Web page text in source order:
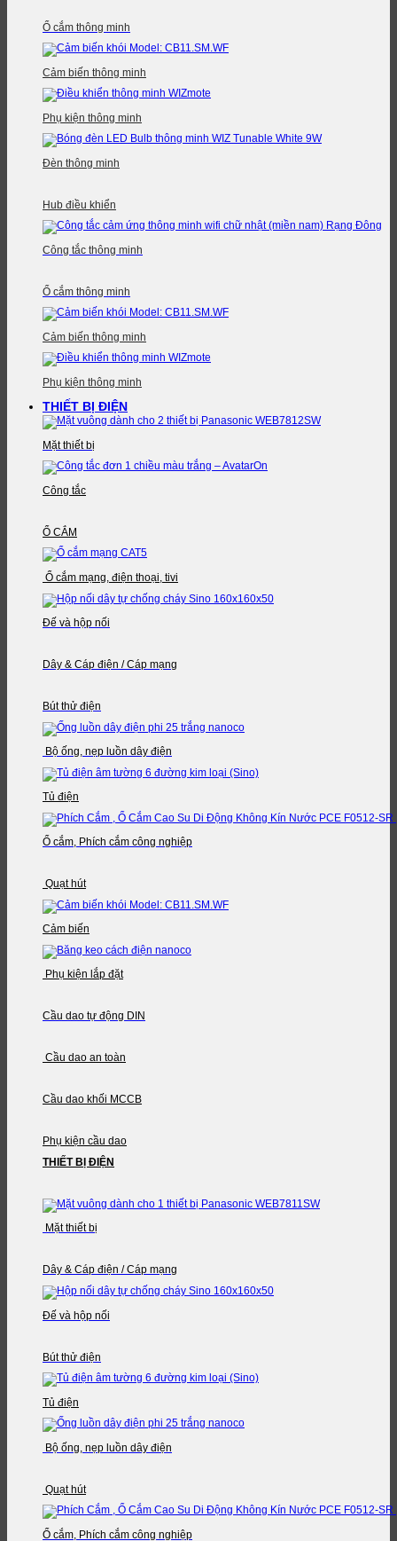
Ổ cắm thông minh
Cảm biến thông minh
Phụ kiện thông minh
Đèn thông minh
Hub điều khiển
Công tắc thông minh
Ổ cắm thông minh
Cảm biến thông minh
Phụ kiện thông minh
THIẾT BỊ ĐIỆN
Mặt thiết bị
Công tắc
Ổ CẮM
Ổ cắm mạng, điện thoại, tivi
Đế và hộp nối
Dây & Cáp điện / Cáp mạng
Bút thử điện
Bộ ống, nẹp luồn dây điện
Tủ điện
Ổ cắm, Phích cắm công nghiệp
Quạt hút
Cảm biến
Phụ kiện lắp đặt
Cầu dao tự động DIN
Cầu dao an toàn
Cầu dao khối MCCB
Phụ kiện cầu dao
THIẾT BỊ ĐIỆN
Mặt thiết bị
Dây & Cáp điện / Cáp mạng
Đế và hộp nối
Bút thử điện
Tủ điện
Bộ ống, nẹp luồn dây điện
Quạt hút
Ổ cắm, Phích cắm công nghiệp